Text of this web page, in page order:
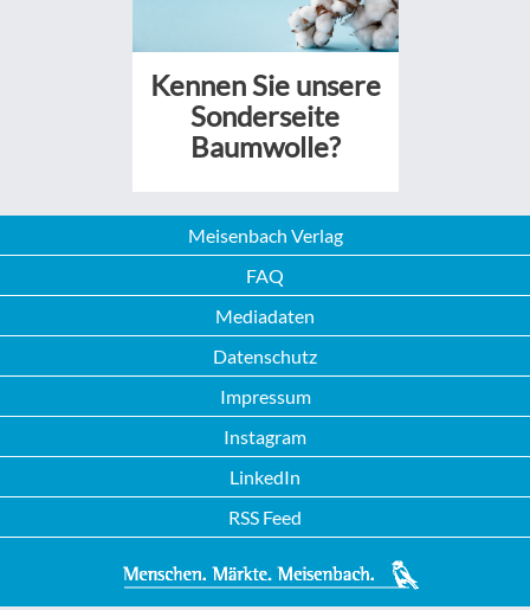
Kennen Sie unsere
Sonderseite
Baumwolle?
Meisenbach Verlag
FAQ
Mediadaten
Datenschutz
Impressum
Instagram
LinkedIn
RSS Feed